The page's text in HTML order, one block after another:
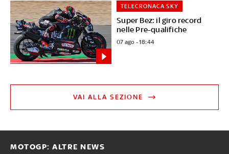
Super Bez: il giro record
nelle Pre-qualifiche
TELECRONACA SKY
07 ago - 18:44
VAI ALLA SEZIONE
MOTOGP: ALTRE NEWS